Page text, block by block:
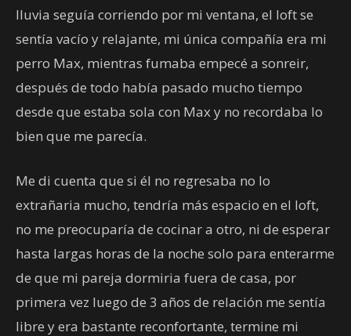
lluvia seguía corriendo por mi ventana, el loft se
sentía vacío y relajante, mi única compañía era mi
perro Max, mientras fumaba empecé a sonreir,
después de todo había pasado mucho tiempo
desde que estaba sola con Max y no recordaba lo
bien que me parecía.
Me di cuenta que si él no regresaba no lo
extrañaria mucho, tendría más espacio en el loft,
no me preocuparía de cocinar a otro, ni de esperar
hasta largas horas de la noche solo para enterarme
de que mi pareja dormiria fuera de casa, por
primera vez luego de 3 años de relación me sentía
libre y era bastante reconfortante, termine mi